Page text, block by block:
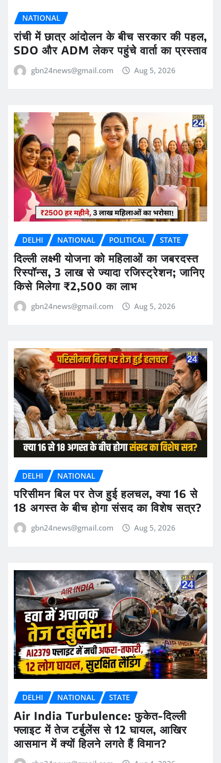
NATIONAL
रांची में छात्र आंदोलन के बीच सरकार की पहल,
SDO और ADM लेकर पहुंचे वार्ता का प्रस्ताव
gbn24news@gmail.com Aug 5, 2026
DELHI NATIONAL POLITICAL STATE
दिल्ली लक्ष्मी योजना को महिलाओं का जबरदस्त
रिस्पॉन्स, 3 लाख से ज्यादा रजिस्ट्रेशन; जानिए
किसे मिलेगा ₹2,500 का लाभ
gbn24news@gmail.com Aug 5, 2026
DELHI NATIONAL
परिसीमन बिल पर तेज हुई हलचल, क्या 16 से
18 अगस्त के बीच होगा संसद का विशेष सत्र?
gbn24news@gmail.com Aug 5, 2026
DELHI NATIONAL STATE
Air India Turbulence: फुकेत-दिल्ली
फ्लाइट में तेज टर्बुलेंस से 12 घायल, आखिर
आसमान में क्यों हिलने लगते हैं विमान?